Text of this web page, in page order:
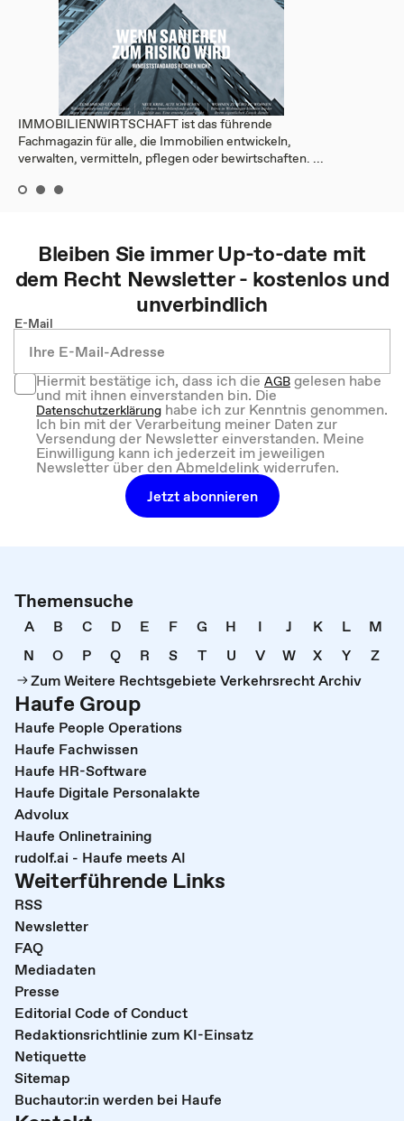
IMMOBILIENWIRTSCHAFT ist das führende
Fachmagazin für alle, die Immobilien entwickeln,
verwalten, vermitteln, pflegen oder bewirtschaften. ...
Bleiben Sie immer Up-to-date mit
dem Recht Newsletter - kostenlos und
unverbindlich
E-Mail
Hiermit bestätige ich, dass ich dieAGBgelesen habe
und mit ihnen einverstanden bin. Die
Datenschutzerklärung habe ich zur Kenntnis genommen.
Ich bin mit der Verarbeitung meiner Daten zur
Versendung der Newsletter einverstanden. Meine
Einwilligung kann ich jederzeit im jeweiligen
Newsletter über den Abmeldelink widerrufen.
Jetzt abonnieren
Themensuche
A B C D E F G H I J K L
M
N
O P Q R S T U V W X Y
Z
Zum Weitere Rechtsgebiete Verkehrsrecht Archiv
Haufe Group
Haufe People Operations
Haufe Fachwissen
Haufe HR-Software
Haufe Digitale Personalakte
Advolux
Haufe Onlinetraining
rudolf.ai - Haufe meets AI
Weiterführende Links
RSS
Newsletter
FAQ
Mediadaten
Presse
Editorial Code of Conduct
Redaktionsrichtlinie zum KI-Einsatz
Netiquette
Sitemap
Buchautor:in werden bei Haufe